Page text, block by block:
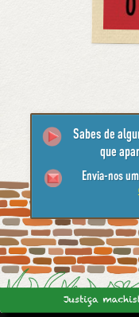
Sabes de
que
Envia-nos